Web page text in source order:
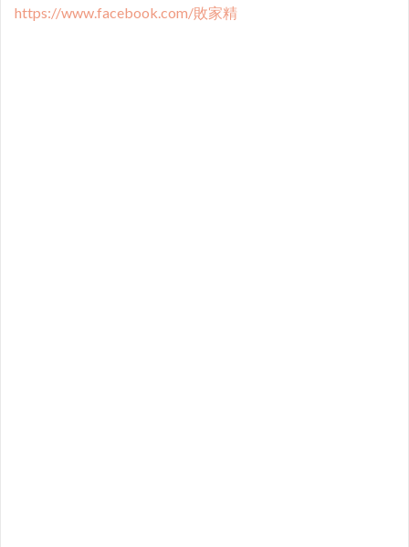
https://www.facebook.com/敗家精